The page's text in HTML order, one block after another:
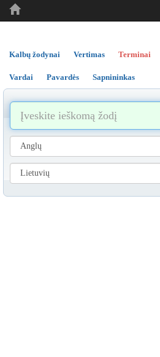
Kalbų žodynai Vertimas Terminai
Vardai Pavardės Sapnininkas